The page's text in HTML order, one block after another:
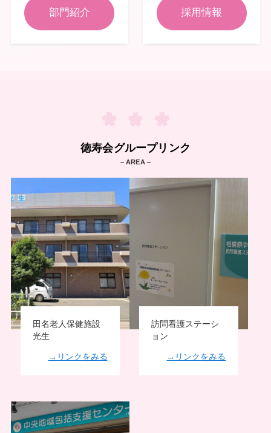
部門紹介 採用情報
徳寿会グループリンク
– AREA –
田名老人保健施設
光生
→リンクをみる
訪問看護ステーシ
ョン
→リンクをみる